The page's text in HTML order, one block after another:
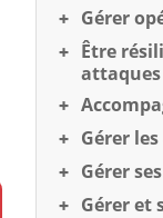
Gérer
Être
attaques
Gérer
Gérer
Gérer et